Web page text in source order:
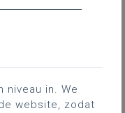
niveau in. We
website, zodat